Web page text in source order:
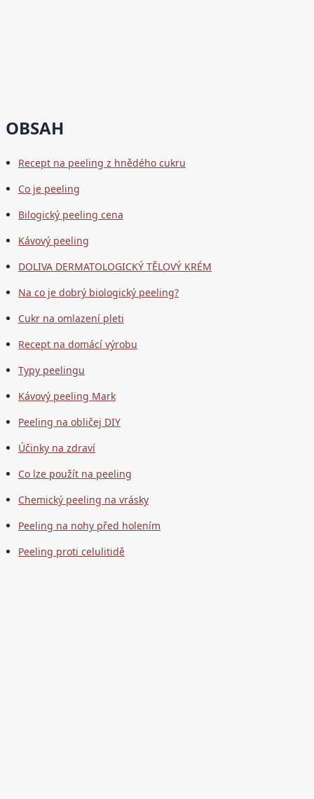
OBSAH
Recept na peeling z hnědého cukru
Co je peeling
Bilogický peeling cena
Kávový peeling
DOLIVA DERMATOLOGICKÝ TĚLOVÝ KRÉM
Na co je dobrý biologický peeling?
Cukr na omlazení pleti
Recept na domácí výrobu
Typy peelingu
Kávový peeling Mark
Peeling na obličej DIY
Účinky na zdraví
Co lze použít na peeling
Chemický peeling na vrásky
Peeling na nohy před holením
Peeling proti celulitidě